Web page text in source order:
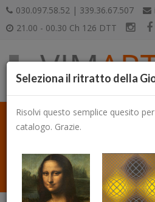
030.097.58.52 | 339.36.67.507
21.00 - 00.30 Ch 126 DTT
Seleziona il ritratto della
Risolvi questo semplice quesito
catalogo. Grazie.